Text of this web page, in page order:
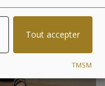
Tout accepter
TMSM